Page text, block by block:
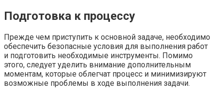
Подготовка к процессу
Прежде чем приступить к основной задаче, необходимо
обеспечить безопасные условия для выполнения работ
и подготовить необходимые инструменты. Помимо
этого, следует уделить внимание дополнительным
моментам, которые облегчат процесс и минимизируют
возможные проблемы в ходе выполнения задачи.